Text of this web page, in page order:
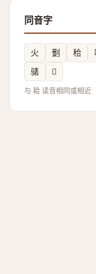
同音字
火 劐 秴
𬴃
𨷮
与 耠 读音相同或相近